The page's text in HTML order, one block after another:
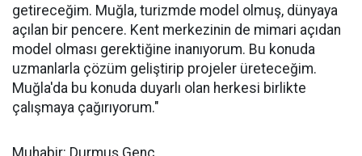
getireceğim. Muğla, turizmde model olmuş, dünyaya
açılan bir pencere. Kent merkezinin de mimari açıdan
model olması gerektiğine inanıyorum. Bu konuda
uzmanlarla çözüm geliştirip projeler üreteceğim.
Muğla'da bu konuda duyarlı olan herkesi birlikte
çalışmaya çağırıyorum."
Muhabir: Durmuş Genç